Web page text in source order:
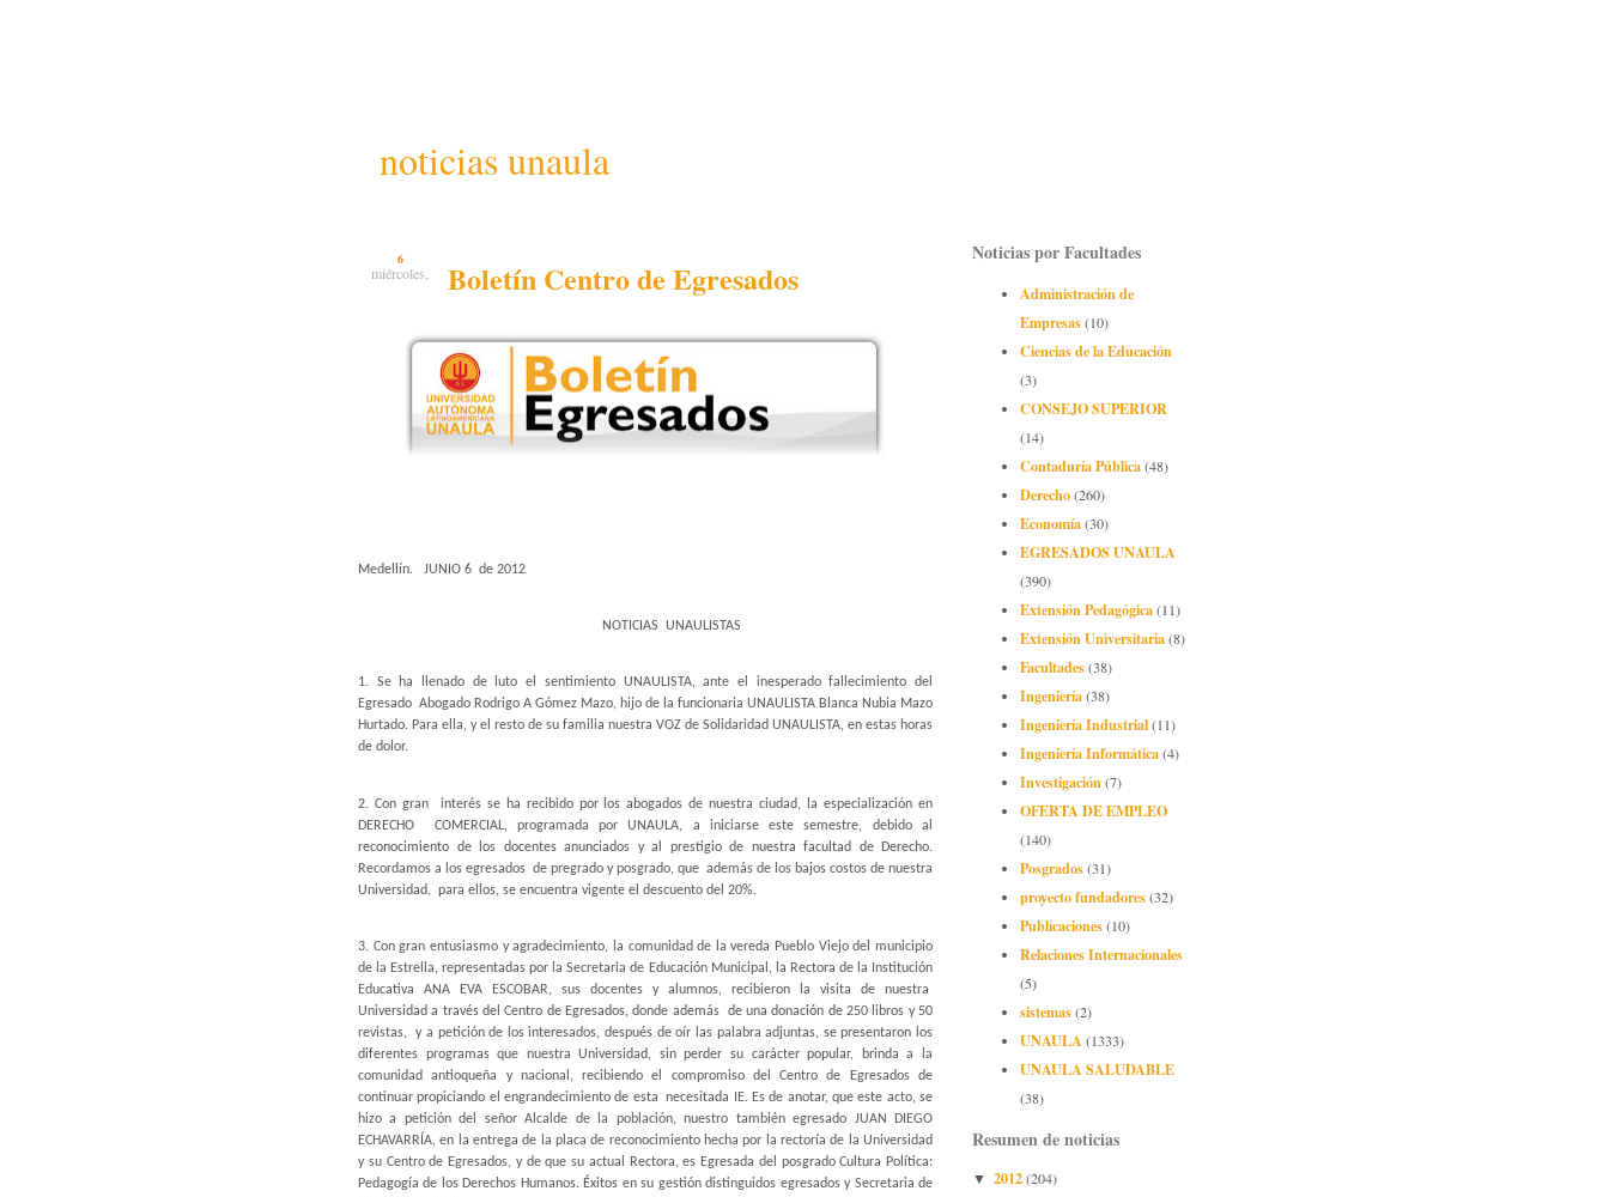
noticias unaula
6
miércoles, Boletín Centro de Egresados
Medellín. JUNIO 6 de 2012
NOTICIAS UNAULISTAS
1. Se ha llenado de luto el sentimiento UNAULISTA, ante el inesperado fallecimiento del
Egresado Abogado Rodrigo A Gómez Mazo, hijo de la funcionaria UNAULISTA Blanca Nubia Mazo
Hurtado. Para ella, y el resto de su familia nuestra VOZ de Solidaridad UNAULISTA, en estas horas
de dolor.
2. Con gran interés se ha recibido por los abogados de nuestra ciudad, la especialización en
DERECHO COMERCIAL, programada por UNAULA, a iniciarse este semestre, debido al
reconocimiento de los docentes anunciados y al prestigio de nuestra facultad de Derecho.
Recordamos a los egresados de pregrado y posgrado, que además de los bajos costos de nuestra
Universidad, para ellos, se encuentra vigente el descuento del 20%.
3. Con gran entusiasmo y agradecimiento, la comunidad de la vereda Pueblo Viejo del municipio
de la Estrella, representadas por la Secretaria de Educación Municipal, la Rectora de la Institución
Educativa ANA EVA ESCOBAR, sus docentes y alumnos, recibieron la visita de nuestra
Universidad a través del Centro de Egresados, donde además de una donación de 250 libros y 50
revistas, y a petición de los interesados, después de oír las palabra adjuntas, se presentaron los
diferentes programas que nuestra Universidad, sin perder su carácter popular, brinda a la
comunidad antioqueña y nacional, recibiendo el compromiso del Centro de Egresados de
continuar propiciando el engrandecimiento de esta necesitada IE. Es de anotar, que este acto, se
hizo a petición del señor Alcalde de la población, nuestro también egresado JUAN DIEGO
ECHAVARRÍA, en la entrega de la placa de reconocimiento hecha por la rectoría de la Universidad
y su Centro de Egresados, y de que su actual Rectora, es Egresada del posgrado Cultura Política:
Pedagogía de los Derechos Humanos. Éxitos en su gestión distinguidos egresados y Secretaria de
Noticias por Facultades
Administración de
Empresas(10)
Ciencias de la Educación
(3)
CONSEJO SUPERIOR
(14)
Contaduría Pública(48)
Derecho(260)
Economía(30)
EGRESADOS UNAULA
(390)
Extensión Pedagógica(11)
Extensión Universitaria(8)
Facultades(38)
Ingeniería(38)
Ingeniería Industrial(11)
Ingeniería Informática(4)
Investigación(7)
OFERTA DE EMPLEO
(140)
Posgrados(31)
proyecto fundadores(32)
Publicaciones(10)
Relaciones Internacionales
(5)
sistemas(2)
UNAULA(1333)
UNAULA SALUDABLE
(38)
Resumen de noticias
▼ 2012(204)